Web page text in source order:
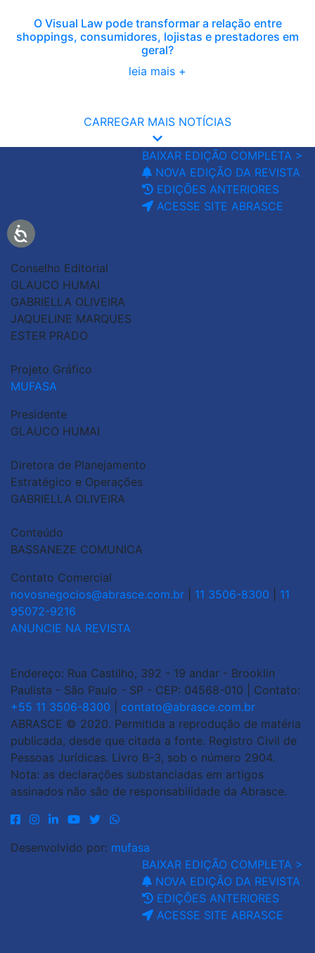
O Visual Law pode transformar a relação entre
shoppings, consumidores, lojistas e prestadores em
geral?
leia mais +
CARREGAR MAIS NOTÍCIAS
BAIXAR EDIÇÃO COMPLETA >
NOVA EDIÇÃO DA REVISTA
EDIÇÕES ANTERIORES
ACESSE SITE ABRASCE
Conselho Editorial
GLAUCO HUMAI
GABRIELLA OLIVEIRA
JAQUELINE MARQUES
ESTER PRADO
Projeto Gráfico
MUFASA
Presidente
GLAUCO HUMAI
Diretora de Planejamento
Estratégico e Operações
GABRIELLA OLIVEIRA
Conteúdo
BASSANEZE COMUNICA
Contato Comercial
novosnegocios@abrasce.com.br
11 3506-8300
11
95072-9216
ANUNCIE NA REVISTA
Endereço: Rua Castilho, 392 - 19 andar - Brooklin
Paulista - São Paulo - SP - CEP: 04568-010 | Contato:
+55 11 3506-8300
contato@abrasce.com.br
ABRASCE © 2020. Permitida a reprodução de matéria
publicada, desde que citada a fonte. Registro Civil de
Pessoas Jurídicas. Livro B-3, sob o número 2904.
Nota: as declarações substanciadas em artigos
assinados não são de responsabilidade da Abrasce.
Desenvolvido por: mufasa
BAIXAR EDIÇÃO COMPLETA >
NOVA EDIÇÃO DA REVISTA
EDIÇÕES ANTERIORES
ACESSE SITE ABRASCE